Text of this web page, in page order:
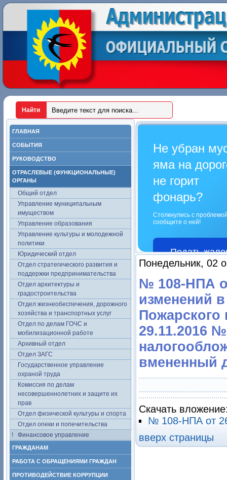
ГЛАВНАЯ
СОБЫТИЯ
РУКОВОДСТВО
ОТРАСЛЕВЫЕ (ФУНКЦИОНАЛЬНЫЕ)
ОРГАНЫ
Общий отдел
Управление муниципальным
имуществом
Управление образования
Управление культуры и молодежной
политики
Юридический отдел
Отдел стратегического развития и
поддержки предпринимательства
Отдел архитектуры и
градостроительства
Отдел жизнеобеспечения, дорожного
хозяйства и транспортных услуг
Отдел по делам ГОЧС и
мобилизационной работе
Архивный отдел
Отдел ЗАГС
Государственное управление
охраной труда
Комиссия по делам
несовершеннолетних и защите их
прав
Отдел физической культуры и спорта
Отдел опеки и попечительства
Финансовое управление
ГРАЖДАНАМ
РАБОТА С ОБРАЩЕНИЯМИ ГРАЖДАН
ПРОТИВОДЕЙСТВИЕ КОРРУПЦИИ
Не убран
яма на
не горит
фонарь?
Столкнулись с
сообщите о ней!
Подать
Понедельник, 02
№ 108-НПА
изменений
Пожарского
29.11.2016
вмененный
Скачать
№ 108-НПА от
вверх страницы